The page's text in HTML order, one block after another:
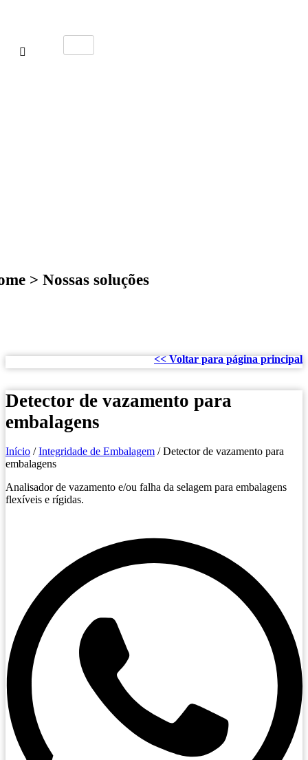
> Nossas soluções
<< Voltar para página principal
Detector de vazamento para
embalagens
Início /Integridade de Embalagem / Detector de vazamento para
embalagens
Analisador de vazamento e/ou falha da selagem para embalagens
flexíveis e rígidas.